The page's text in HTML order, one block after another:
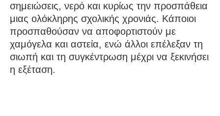
σημειώσεις, νερό και κυρίως την προσπάθεια
μιας ολόκληρης σχολικής χρονιάς. Κάποιοι
προσπαθούσαν να αποφορτιστούν με
χαμόγελα και αστεία, ενώ άλλοι επέλεξαν τη
σιωπή και τη συγκέντρωση μέχρι να ξεκινήσει
η εξέταση.